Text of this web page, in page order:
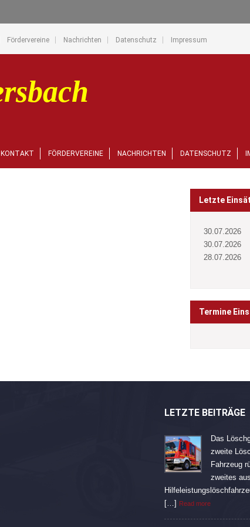
Fördervereine Nachrichten Datenschutz Impressum
KONTAKT FÖRDERVEREINE NACHRICHTEN DATENSCHUTZ
Letzte
30.07.2026
30.07.2026
28.07.2026
Termine
LETZTE BEITRÄGE
Das
zweite
Fahrzeug
zweites
[…] Read more